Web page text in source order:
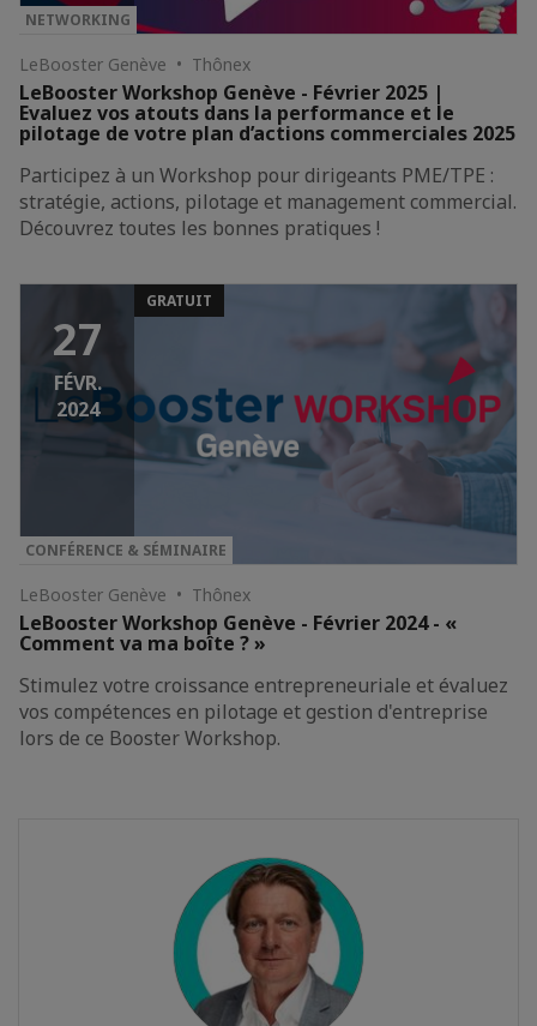
NETWORKING
LeBooster Genève • Thônex
LeBooster Workshop Genève - Février 2025 |
Evaluez vos atouts dans la performance et le
pilotage de votre plan d’actions commerciales 2025
Participez à un Workshop pour dirigeants PME/TPE :
stratégie, actions, pilotage et management commercial.
Découvrez toutes les bonnes pratiques !
27
FÉVR.
2024
GRATUIT
CONFÉRENCE & SÉMINAIRE
LeBooster Genève • Thônex
LeBooster Workshop Genève - Février 2024 - «
Comment va ma boîte ? »
Stimulez votre croissance entrepreneuriale et évaluez
vos compétences en pilotage et gestion d'entreprise
lors de ce Booster Workshop.